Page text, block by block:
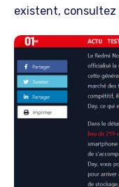
existent, consultez